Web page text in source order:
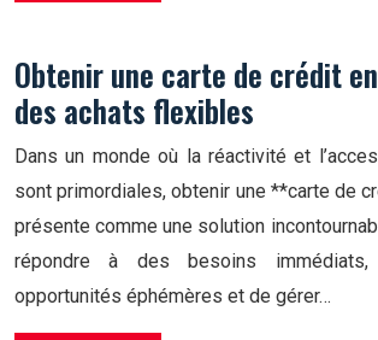
Obtenir une carte de crédit
des achats flexibles
Dans un monde où la réactivité et
sont primordiales, obtenir une **carte de
présente comme une solution
répondre à des besoins
opportunités éphémères et de gérer…